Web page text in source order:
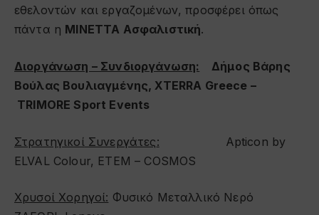
εθελοντών και εργαζομένων, προσφέρει όπως
πάντα η ΜΙΝΕΤΤΑ Ασφαλιστική.
Διοργάνωση – Συνδιοργάνωση:
Δήμος Βάρης
Βούλας Βουλιαγμένης, XTERRA Greece –
TRIMORE Sport Events
Στρατηγικοί Συνεργάτες: Apticon by
ELVAL Colour, ETEM – COSMOS
Χρυσοί Χορηγοί: Φυσικό Μεταλλικό Νερό